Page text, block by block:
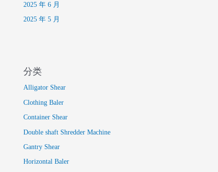
2025 年 6 月
2025 年 5 月
分类
Alligator Shear
Clothing Baler
Container Shear
Double shaft Shredder Machine
Gantry Shear
Horizontal Baler